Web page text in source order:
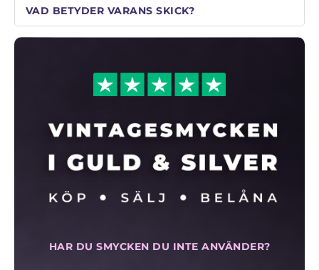
VAD BETYDER VARANS SKICK?
HAR DU SMYCKEN DU INTE ANVÄNDER?